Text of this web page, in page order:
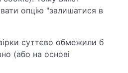
опцію "залишатися в
суттєво обмежили б
(або на основі